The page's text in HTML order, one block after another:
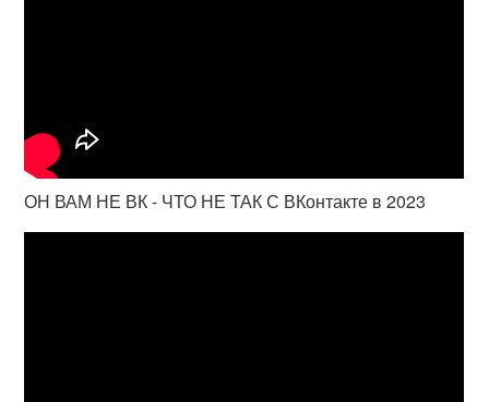
ОН ВАМ НЕ ВК - ЧТО НЕ ТАК С ВКонтакте в 2023